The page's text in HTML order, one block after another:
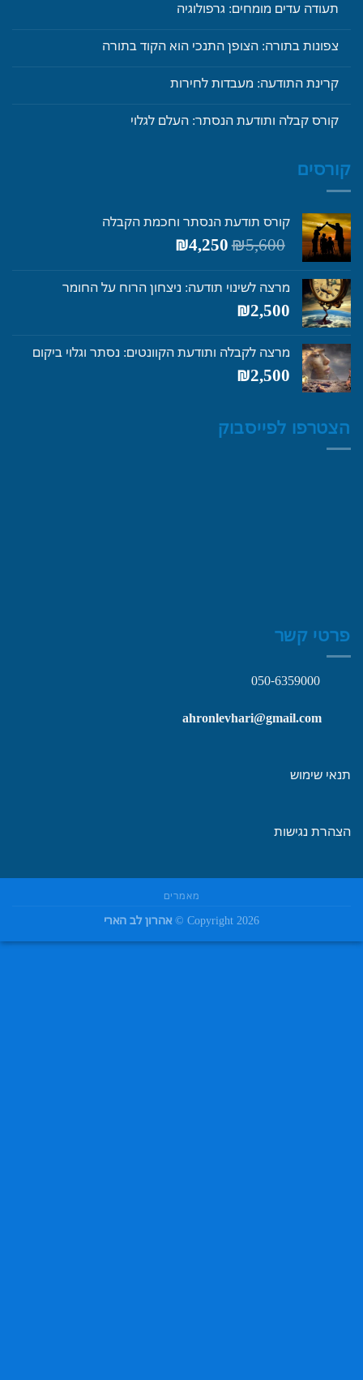
תעודה עדים מומחים: גרפולוגיה
צפונות בתורה: הצופן התנכי הוא הקוד בתורה
קרינת התודעה: מעבדות לחירות
קורס קבלה ותודעת הנסתר: העלם לגלוי
קורסים
קורס תודעת הנסתר וחכמת הקבלה
₪5,600
המחיר
המקורי
₪5,600.
₪4,250
₪4,250.
מרצה לשינוי תודעה: ניצחון הרוח על החומר
₪2,500
מרצה לקבלה ותודעת הקוונטים: נסתר וגלוי ביקום
₪2,500
הצטרפו לפייסבוק
פרטי קשר
050-6359000
ahronlevhari@gmail.com
תנאי שימוש
הצהרת נגישות
מאמרים
Copyright 2026 © אהרון לב הארי